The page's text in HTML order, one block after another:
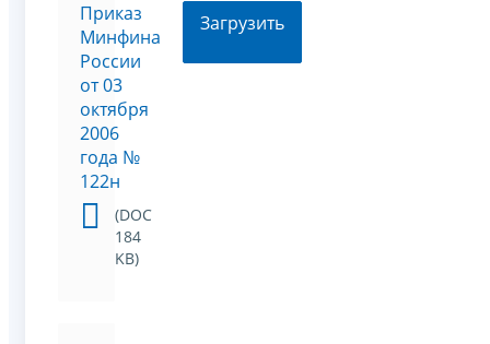
Приказ
Минфина
России
от 03
октября
2006
года №
122н
(DOC
184
KB)
Загрузить